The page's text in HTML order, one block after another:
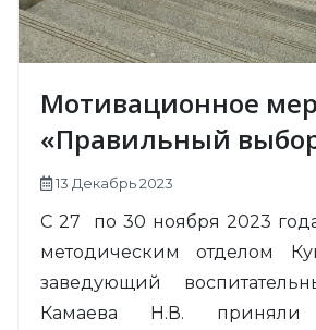
Мотивационное
«Правильный
13 Декабрь 2023
С 27 по 30 ноября 2023
методическим отделом
заведующий
Камаева Н.В.